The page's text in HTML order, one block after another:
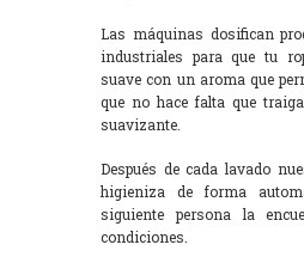
Las máquinas dosifican
industriales para que tu
suave con un aroma que
que no hace falta que
suavizante.
Después de cada lavado
higieniza de forma
siguiente persona la
condiciones.